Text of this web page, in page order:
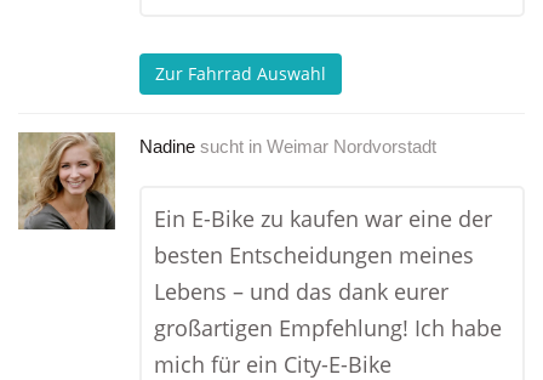
Zur Fahrrad Auswahl
Nadine sucht in Weimar Nordvorstadt
Ein E-Bike zu kaufen war eine der
besten Entscheidungen meines
Lebens – und das dank eurer
großartigen Empfehlung! Ich habe
mich für ein City-E-Bike